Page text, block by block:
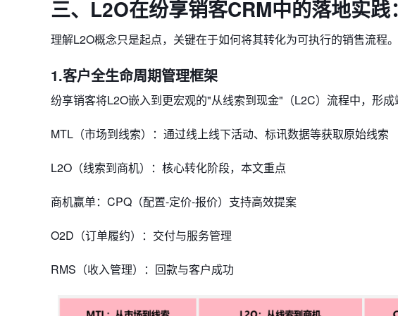
三、L2O在纷享销客CRM中的落地实
理解L2O概念只是起点，关键在于如何将其转化为可执行的销售流程
1.客户全生命周期管理框架
纷享销客将L2O嵌入到更宏观的"从线索到现金"（L2C）流程中，形成​​
​​MTL（市场到线索）​​：通过线上线下活动、标讯数据等获取原始线索
​​L2O（线索到商机）​​：核心转化阶段，本文重点
​​商机赢单​​：CPQ（配置-定价-报价）支持高效提案
​​O2D（订单履约）​​：交付与服务管理
​​RMS（收入管理）​​：回款与客户成功